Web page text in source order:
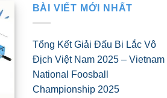
BÀI VIẾT MỚI NHẤT
Tổng Kết Giải Đấu Bi Lắc Vô
Địch Việt Nam 2025 – Vietnam
National Foosball
Championship 2025